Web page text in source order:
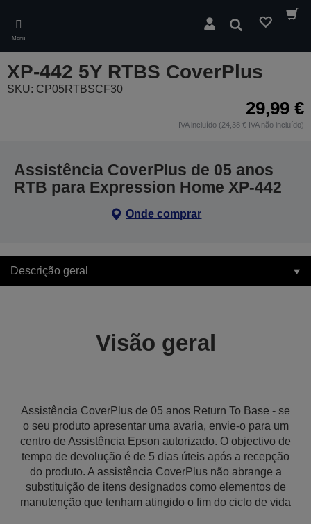
main
content
Menu
Pesquisar
XP-442 5Y RTBS CoverPlus
SKU: CP05RTBSCF30
29,99 €
IVA incluído (24,38 € IVA não incluído)
Assistência CoverPlus de 05 anos
RTB para Expression Home XP-442
Onde comprar
Descrição geral
Visão geral
Assistência CoverPlus de 05 anos Return To Base - se
o seu produto apresentar uma avaria, envie-o para um
centro de Assistência Epson autorizado. O objectivo de
tempo de devolução é de 5 dias úteis após a recepção
do produto. A assistência CoverPlus não abrange a
substituição de itens designados como elementos de
manutenção que tenham atingido o fim do ciclo de vida